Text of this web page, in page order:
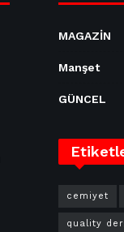
MAGAZİN
Manşet
GÜNCEL
cemiyet
quality